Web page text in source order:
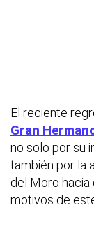
El reciente
Gran
no solo por su
también por la
del Moro hacia
motivos de